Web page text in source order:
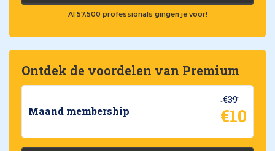
Al 57.500 professionals gingen je voor!
Ontdek de voordelen van Premium
Maand membership
€39
€10